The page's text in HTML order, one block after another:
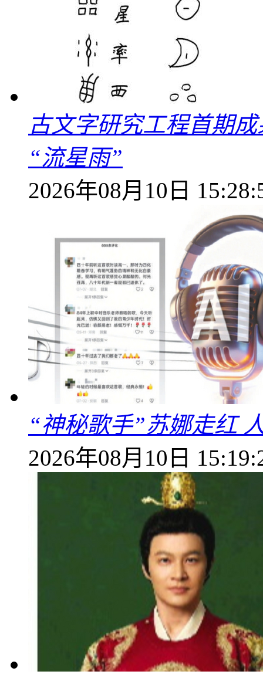
古文字研究工程首期
“流星雨”
2026年08月10日
“神秘歌手”苏娜走红
2026年08月10日